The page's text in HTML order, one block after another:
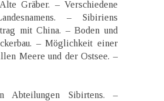
Gräber. – Verschiedene
– Sibiriens
mit China. – Boden und
– Möglichkeit einer
Meere und der Ostsee. –
Abteilungen Sibirtens. –